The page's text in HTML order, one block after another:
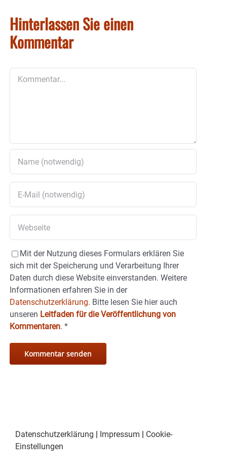
Hinterlassen Sie einen
Kommentar
Mit der Nutzung dieses Formulars erklären Sie
sich mit der Speicherung und Verarbeitung Ihrer
Daten durch diese Website einverstanden. Weitere
Informationen erfahren Sie in der
Datenschutzerklärung. Bitte lesen Sie hier auch
unseren Leitfaden für die Veröffentlichung von
Kommentaren. *
Datenschutzerklärung Impressum
Cookie-
Einstellungen